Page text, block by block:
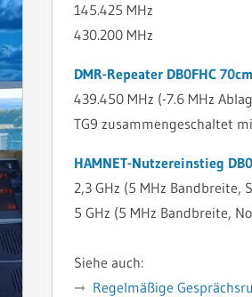
145.425 MHz
430.200 MHz
DMR-Repeater DB0FHC 70cm
439.450 MHz (-7.6 MHz
TG9 zusammengeschaltet
HAMNET-Nutzereinstieg
2,3 GHz (5 MHz Bandbreite,
5 GHz (5 MHz Bandbreite,
Siehe auch:
Regelmäßige